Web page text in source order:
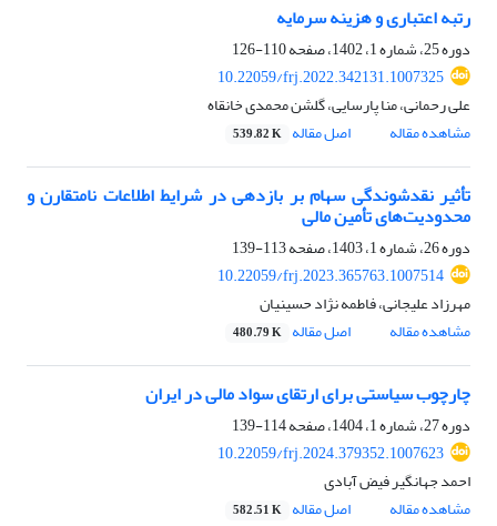
رتبه‏ اعتباری و هزینه سرمایه
دوره 25، شماره 1، 1402، صفحه
110-126
10.22059/frj.2022.342131.1007325
علی رحمانی، منا پارسایی، گلشن محمدی خانقاه
مشاهده مقاله
اصل مقاله 539.82 K
تأثیر نقدشوندگی سهام بر بازدهی در شرایط اطلاعات نامتقارن و
محدودیت‌های تأمین مالی
دوره 26، شماره 1، 1403، صفحه
113-139
10.22059/frj.2023.365763.1007514
مهرزاد علیجانی، فاطمه نژاد حسینیان
مشاهده مقاله
اصل مقاله 480.79 K
چارچوب سیاستی برای ارتقای سواد مالی در ایران
دوره 27، شماره 1، 1404، صفحه
114-139
10.22059/frj.2024.379352.1007623
احمد جهانگیر فیض آبادی
مشاهده مقاله
اصل مقاله 582.51 K